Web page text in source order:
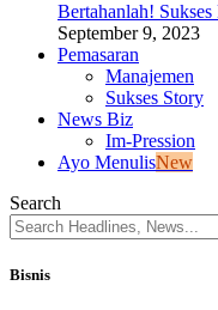
Bertahanlah!
September 9, 2023
Pemasaran
Manajemen
Sukses Story
News Biz
Im-Pression
Ayo MenulisNew
Search
Bisnis